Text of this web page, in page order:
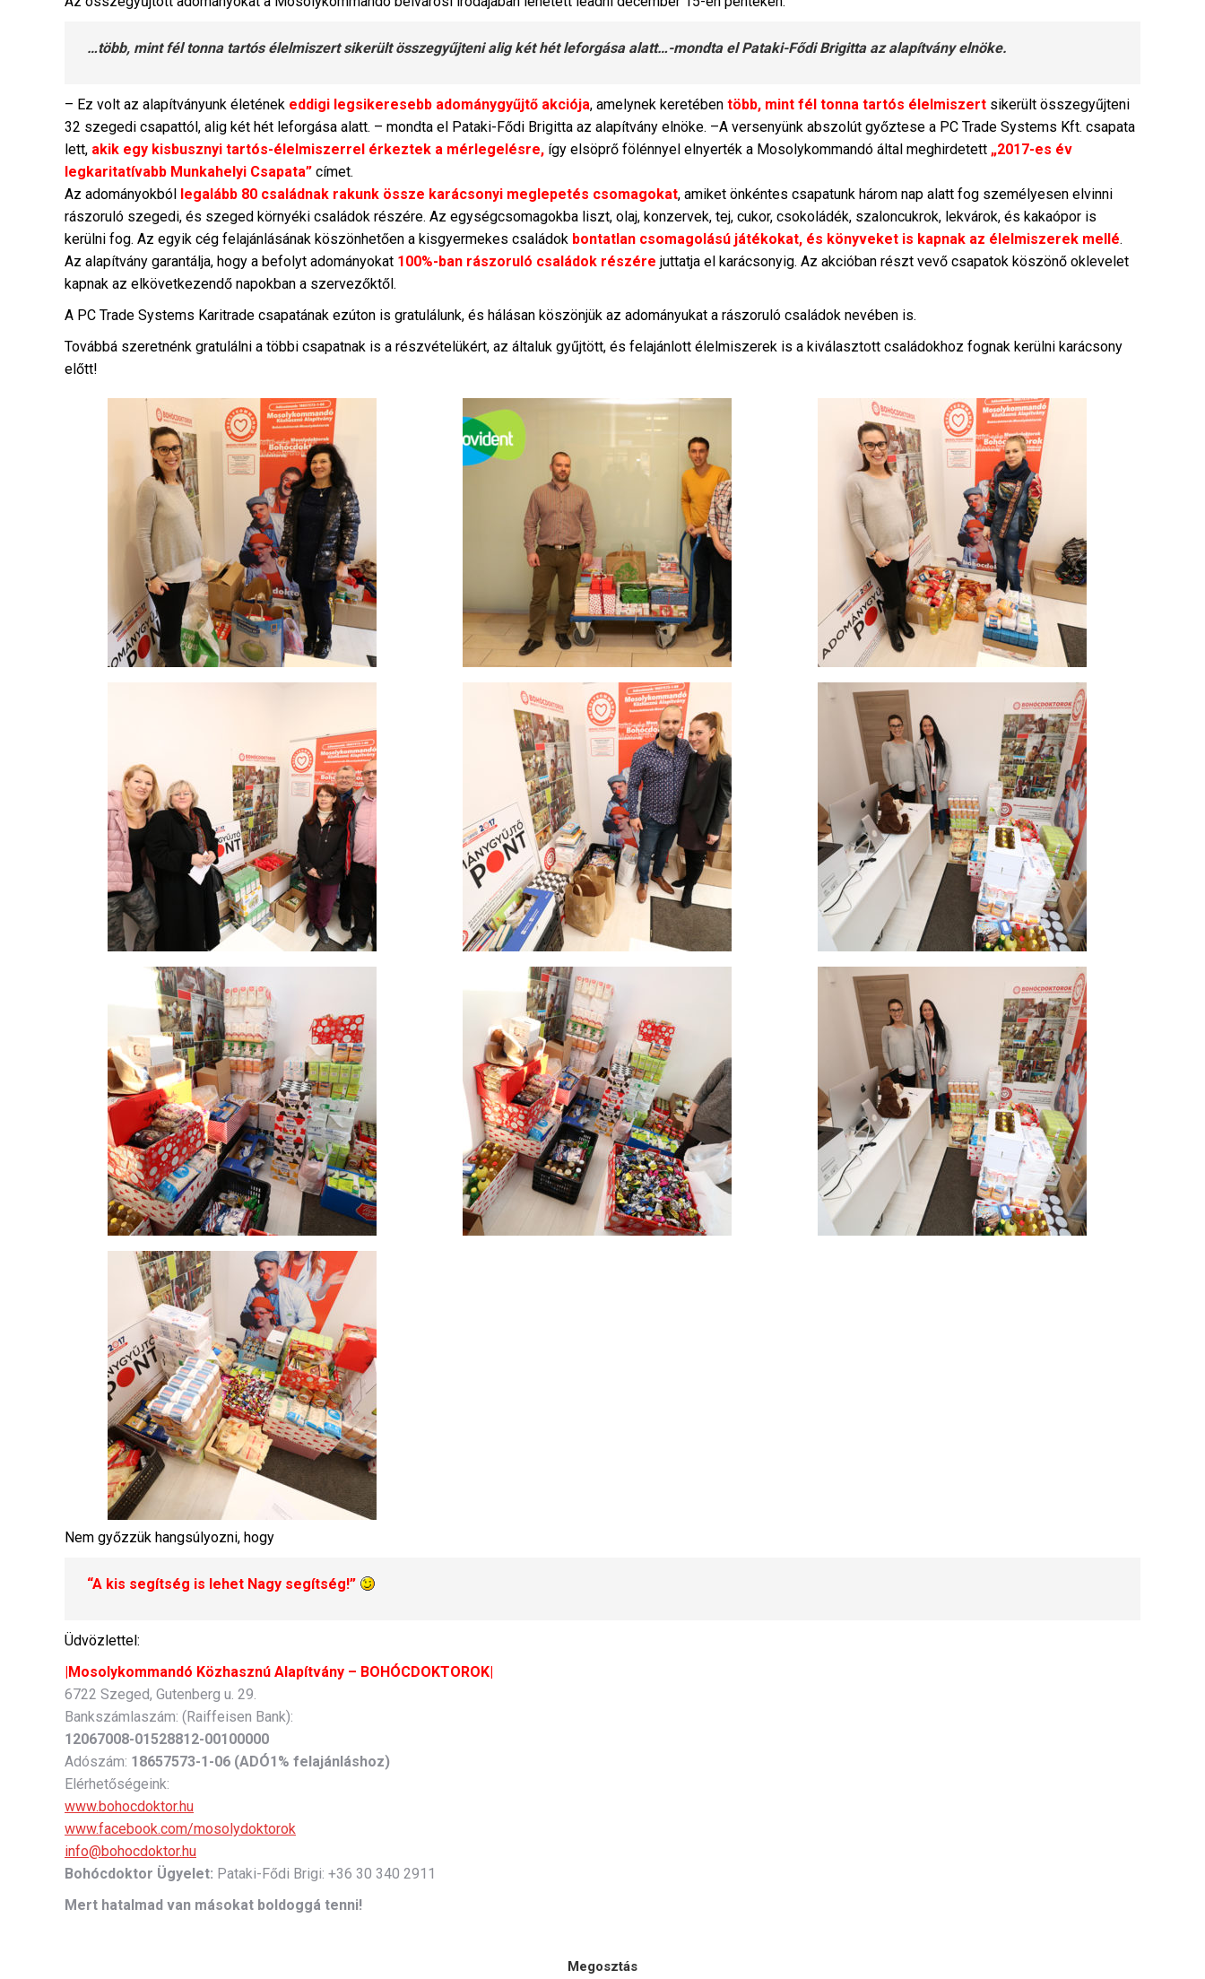
…több, mint fél tonna tartós élelmiszert sikerült összegyűjteni alig két hét leforgása alatt…-mondta el Pataki-Fődi Brigitta az alapítvány elnöke.
– Ez volt az alapítványunk életének eddigi legsikeresebb adománygyűjtő akciója, amelynek keretében több, mint fél tonna tartós élelmiszert sikerült összegyűjteni
32 szegedi csapattól, alig két hét leforgása alatt. – mondta el Pataki-Fődi Brigitta az alapítvány elnöke. –A versenyünk abszolút győztese a PC Trade Systems Kft. csapata
lett, akik egy kisbusznyi tartós-élelmiszerrel érkeztek a mérlegelésre, így elsöprő fölénnyel elnyerték a Mosolykommandó által meghirdetett „2017-es év
legkaritatívabb Munkahelyi Csapata” címet.
Az adományokból legalább 80 családnak rakunk össze karácsonyi meglepetés csomagokat, amiket önkéntes csapatunk három nap alatt fog személyesen elvinni
rászoruló szegedi, és szeged környéki családok részére. Az egységcsomagokba liszt, olaj, konzervek, tej, cukor, csokoládék, szaloncukrok, lekvárok, és kakaópor is
kerülni fog. Az egyik cég felajánlásának köszönhetően a kisgyermekes családok bontatlan csomagolású játékokat, és könyveket is kapnak az élelmiszerek mellé.
Az alapítvány garantálja, hogy a befolyt adományokat 100%-ban rászoruló családok részére juttatja el karácsonyig. Az akcióban részt vevő csapatok köszönő oklevelet
kapnak az elkövetkezendő napokban a szervezőktől.
A PC Trade Systems Karitrade csapatának ezúton is gratulálunk, és hálásan köszönjük az adományukat a rászoruló családok nevében is.
Továbbá szeretnénk gratulálni a többi csapatnak is a részvételükért, az általuk gyűjtött, és felajánlott élelmiszerek is a kiválasztott családokhoz fognak kerülni karácsony
előtt!
Nem győzzük hangsúlyozni, hogy
“A kis segítség is lehet Nagy segítség!”
Üdvözlettel:
|Mosolykommandó Közhasznú Alapítvány – BOHÓCDOKTOROK|
6722 Szeged, Gutenberg u. 29.
Bankszámlaszám: (Raiffeisen Bank):
12067008-01528812-00100000
Adószám: 18657573-1-06 (ADÓ1% felajánláshoz)
Elérhetőségeink:
www.bohocdoktor.hu
www.facebook.com/mosolydoktorok
info@bohocdoktor.hu
Bohócdoktor Ügyelet: Pataki-Fődi Brigi: +36 30 340 2911
Mert hatalmad van másokat boldoggá tenni!
Megosztás